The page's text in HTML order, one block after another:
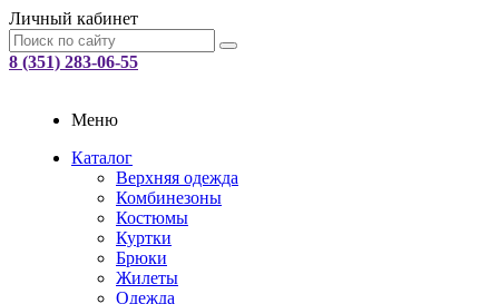
Личный кабинет
8 (351) 283-06-55
Меню
Каталог
Верхняя одежда
Комбинезоны
Костюмы
Куртки
Брюки
Жилеты
Одежда